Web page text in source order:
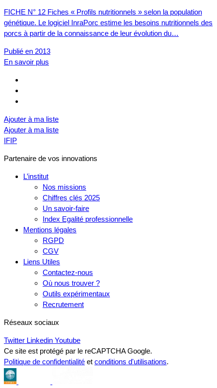
FICHE N° 12 Fiches « Profils nutritionnels » selon la population
génétique. Le logiciel InraPorc estime les besoins nutritionnels des
porcs à partir de la connaissance de leur évolution du…
Publié en 2013
En savoir plus
Ajouter à ma liste
Ajouter à ma liste
IFIP
Partenaire de vos innovations
L’institut
Nos missions
Chiffres clés 2025
Un savoir-faire
Index Egalité professionnelle
Mentions légales
RGPD
CGV
Liens Utiles
Contactez-nous
Où nous trouver ?
Outils expérimentaux
Recrutement
Réseaux sociaux
Twitter Linkedin Youtube
Ce site est protégé par le reCAPTCHA Google.
Politique de confidentialité et conditions d'utilisations.